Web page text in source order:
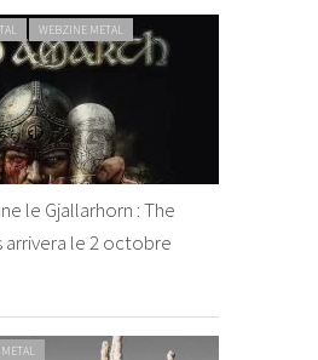
WEBZINE METAL
le Gjallarhorn : The
le 2 octobre